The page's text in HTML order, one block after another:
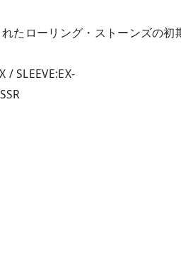
たローリング・ストーンズの
/ SLEEVE:EX-